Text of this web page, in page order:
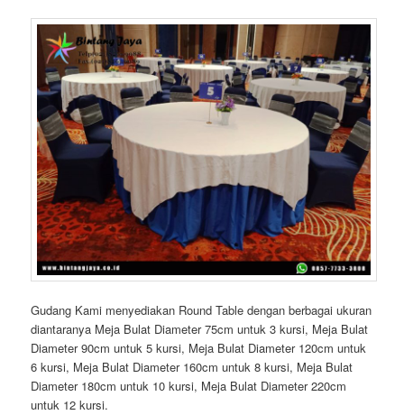
Gudang Kami menyediakan Round Table dengan berbagai ukuran
diantaranya Meja Bulat Diameter 75cm untuk 3 kursi, Meja Bulat
Diameter 90cm untuk 5 kursi, Meja Bulat Diameter 120cm untuk
6 kursi, Meja Bulat Diameter 160cm untuk 8 kursi, Meja Bulat
Diameter 180cm untuk 10 kursi, Meja Bulat Diameter 220cm
untuk 12 kursi.